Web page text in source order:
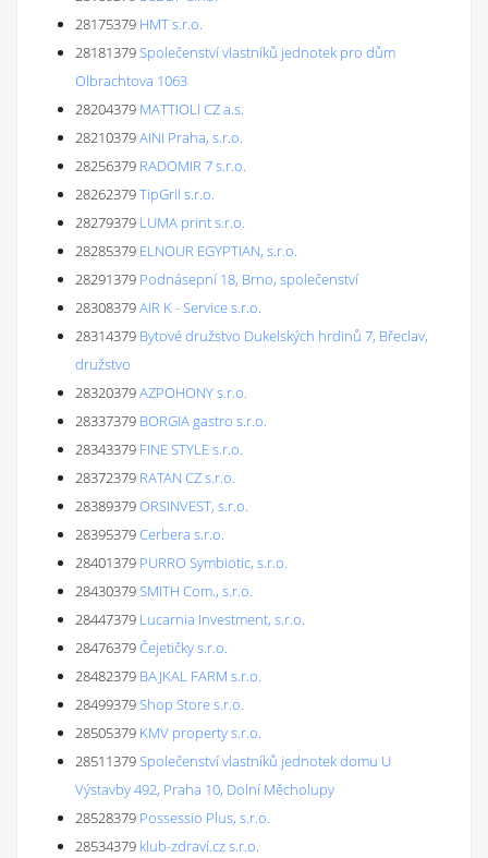
28175379 HMT s.r.o.
28181379Společenství vlastníků jednotek pro dům
Olbrachtova 1063
28204379 MATTIOLI CZ a.s.
28210379AINI Praha, s.r.o.
28256379 RADOMIR 7 s.r.o.
28262379TipGril s.r.o.
28279379 LUMA print s.r.o.
28285379 ELNOUR EGYPTIAN, s.r.o.
28291379 Podnásepní 18, Brno, společenství
28308379AIR K - Service s.r.o.
28314379 Bytové družstvo Dukelských hrdinů 7, Břeclav,
družstvo
28320379AZPOHONY s.r.o.
28337379 BORGIA gastro s.r.o.
28343379 FINE STYLE s.r.o.
28372379 RATAN CZ s.r.o.
28389379ORSINVEST, s.r.o.
28395379Cerbera s.r.o.
28401379 PURRO Symbiotic, s.r.o.
28430379SMITH Com., s.r.o.
28447379 Lucarnia Investment, s.r.o.
28476379Čejetičky s.r.o.
28482379 BAJKAL FARM s.r.o.
28499379Shop Store s.r.o.
28505379 KMV property s.r.o.
28511379Společenství vlastníků jednotek domu U
Výstavby 492, Praha 10, Dolní Měcholupy
28528379 Possessio Plus, s.r.o.
28534379 klub-zdraví.cz s.r.o.